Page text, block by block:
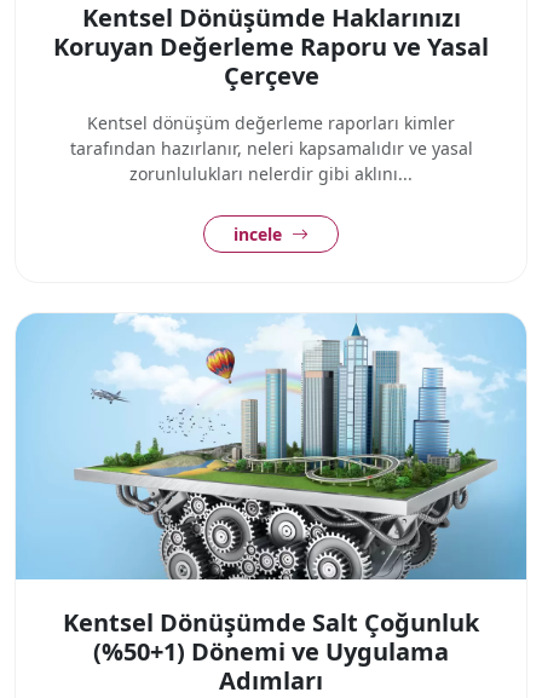
Kentsel Dönüşümde Haklarınızı
Koruyan Değerleme Raporu ve Yasal
Çerçeve
Kentsel dönüşüm değerleme raporları kimler
tarafından hazırlanır, neleri kapsamalıdır ve yasal
zorunlulukları nelerdir gibi aklını...
incele
Kentsel Dönüşümde Salt Çoğunluk
(%50+1) Dönemi ve Uygulama
Adımları